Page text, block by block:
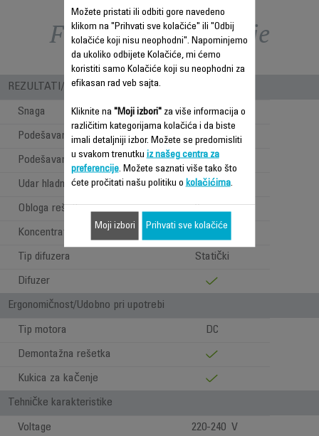
Funkcije – poređenje
REZULTATI/ UPOTREBA
Snaga 2300
Podešavanje temperature 3
Podešavanje brzina 2
Udar hladnog vazduha
Obloga rešetke Ceramic
Koncentrator
Tip difuzera Statički
Difuzer
Ergonomičnost/Udobno pri upotrebi
Tip motora DC
Demontažna rešetka
Kukica za kačenje
Tehničke karakteristike
Voltage 220-240 V
Možete pristati ili odbiti gore navedeno
klikom na "Prihvati sve kolačiće" ili "Odbij
kolačiće koji nisu neophodni". Napominjemo
da ukoliko odbijete Kolačiće, mi ćemo
koristiti samo Kolačiće koji su neophodni za
efikasan rad veb sajta.
Kliknite na "Moji izbori"za više informacija o
različitim kategorijama kolačića i da biste
imali detaljniji izbor. Možete se predomisliti
u svakom trenutku iz našeg centra za
preferencije. Možete saznati više tako što
ćete pročitati našu politiku o kolačićima.
Moji izbori Prihvati sve kolačiće